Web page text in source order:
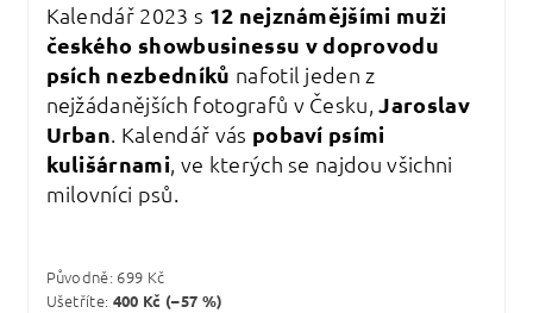
Kalendář 2023 s 12 nejznámějšími muži
českého showbusinessu v doprovodu
psích nezbedníků nafotil jeden z
nejžádanějších fotografů v Česku,Jaroslav
Urban. Kalendář vás pobaví psími
kulišárnami, ve kterých se najdou všichni
milovníci psů.
Původně: 699 Kč
Ušetříte: 400 Kč (–57 %)